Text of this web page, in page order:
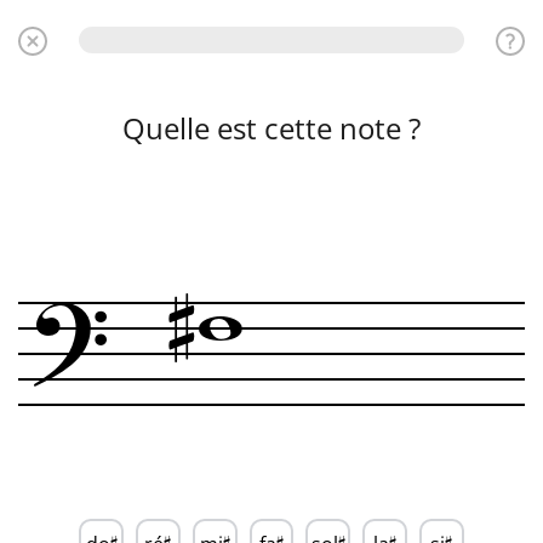
Quelle est cette note ?
? w
